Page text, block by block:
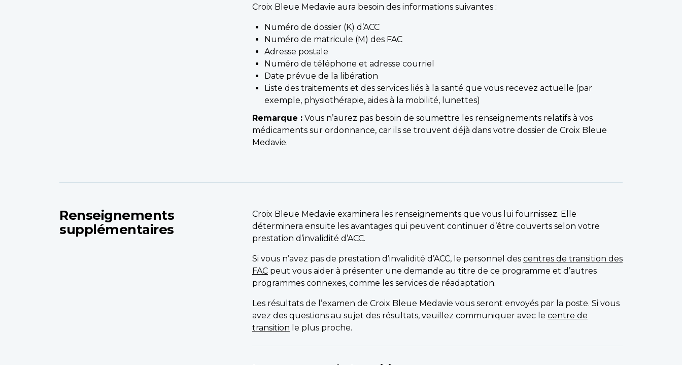
Croix Bleue Medavie aura besoin des informations suivantes :
Numéro de dossier (K) d’ACC
Numéro de matricule (M) des FAC
Adresse postale
Numéro de téléphone et adresse courriel
Date prévue de la libération
Liste des traitements et des services liés à la santé que vous recevez actuelle (par
exemple, physiothérapie, aides à la mobilité, lunettes)
Remarque : Vous n’aurez pas besoin de soumettre les renseignements relatifs à vos
médicaments sur ordonnance, car ils se trouvent déjà dans votre dossier de Croix Bleue
Medavie.
Renseignements
supplémentaires
Croix Bleue Medavie examinera les renseignements que vous lui fournissez. Elle
déterminera ensuite les avantages qui peuvent continuer d’être couverts selon votre
prestation d’invalidité d’ACC.
Si vous n’avez pas de prestation d’invalidité d’ACC, le personnel des centres de transition des
FAC peut vous aider à présenter une demande au titre de ce programme et d’autres
programmes connexes, comme les services de réadaptation.
Les résultats de l’examen de Croix Bleue Medavie vous seront envoyés par la poste. Si vous
avez des questions au sujet des résultats, veuillez communiquer avec le centre de
transition le plus proche.